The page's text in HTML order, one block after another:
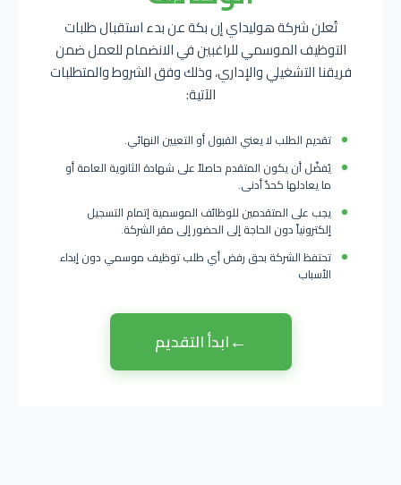
تُعلن شركة هوليداي إن بكة عن بدء استقبال طلبات
التوظيف الموسمي للراغبين في الانضمام للعمل ضمن
فريقنا التشغيلي والإداري، وذلك وفق الشروط والمتطلبات
الآتية:
تقديم الطلب لا يعني القبول أو التعيين النهائي.
يُفضّل أن يكون المتقدم حاصلاً على شهادة الثانوية العامة أو
ما يعادلها كحدّ أدنى.
يجب على المتقدمين للوظائف الموسمية إتمام التسجيل
إلكترونياً دون الحاجة إلى الحضور إلى مقر الشركة.
تحتفظ الشركة بحق رفض أي طلب توظيف موسمي دون إبداء
الأسباب
←ابدأ التقديم